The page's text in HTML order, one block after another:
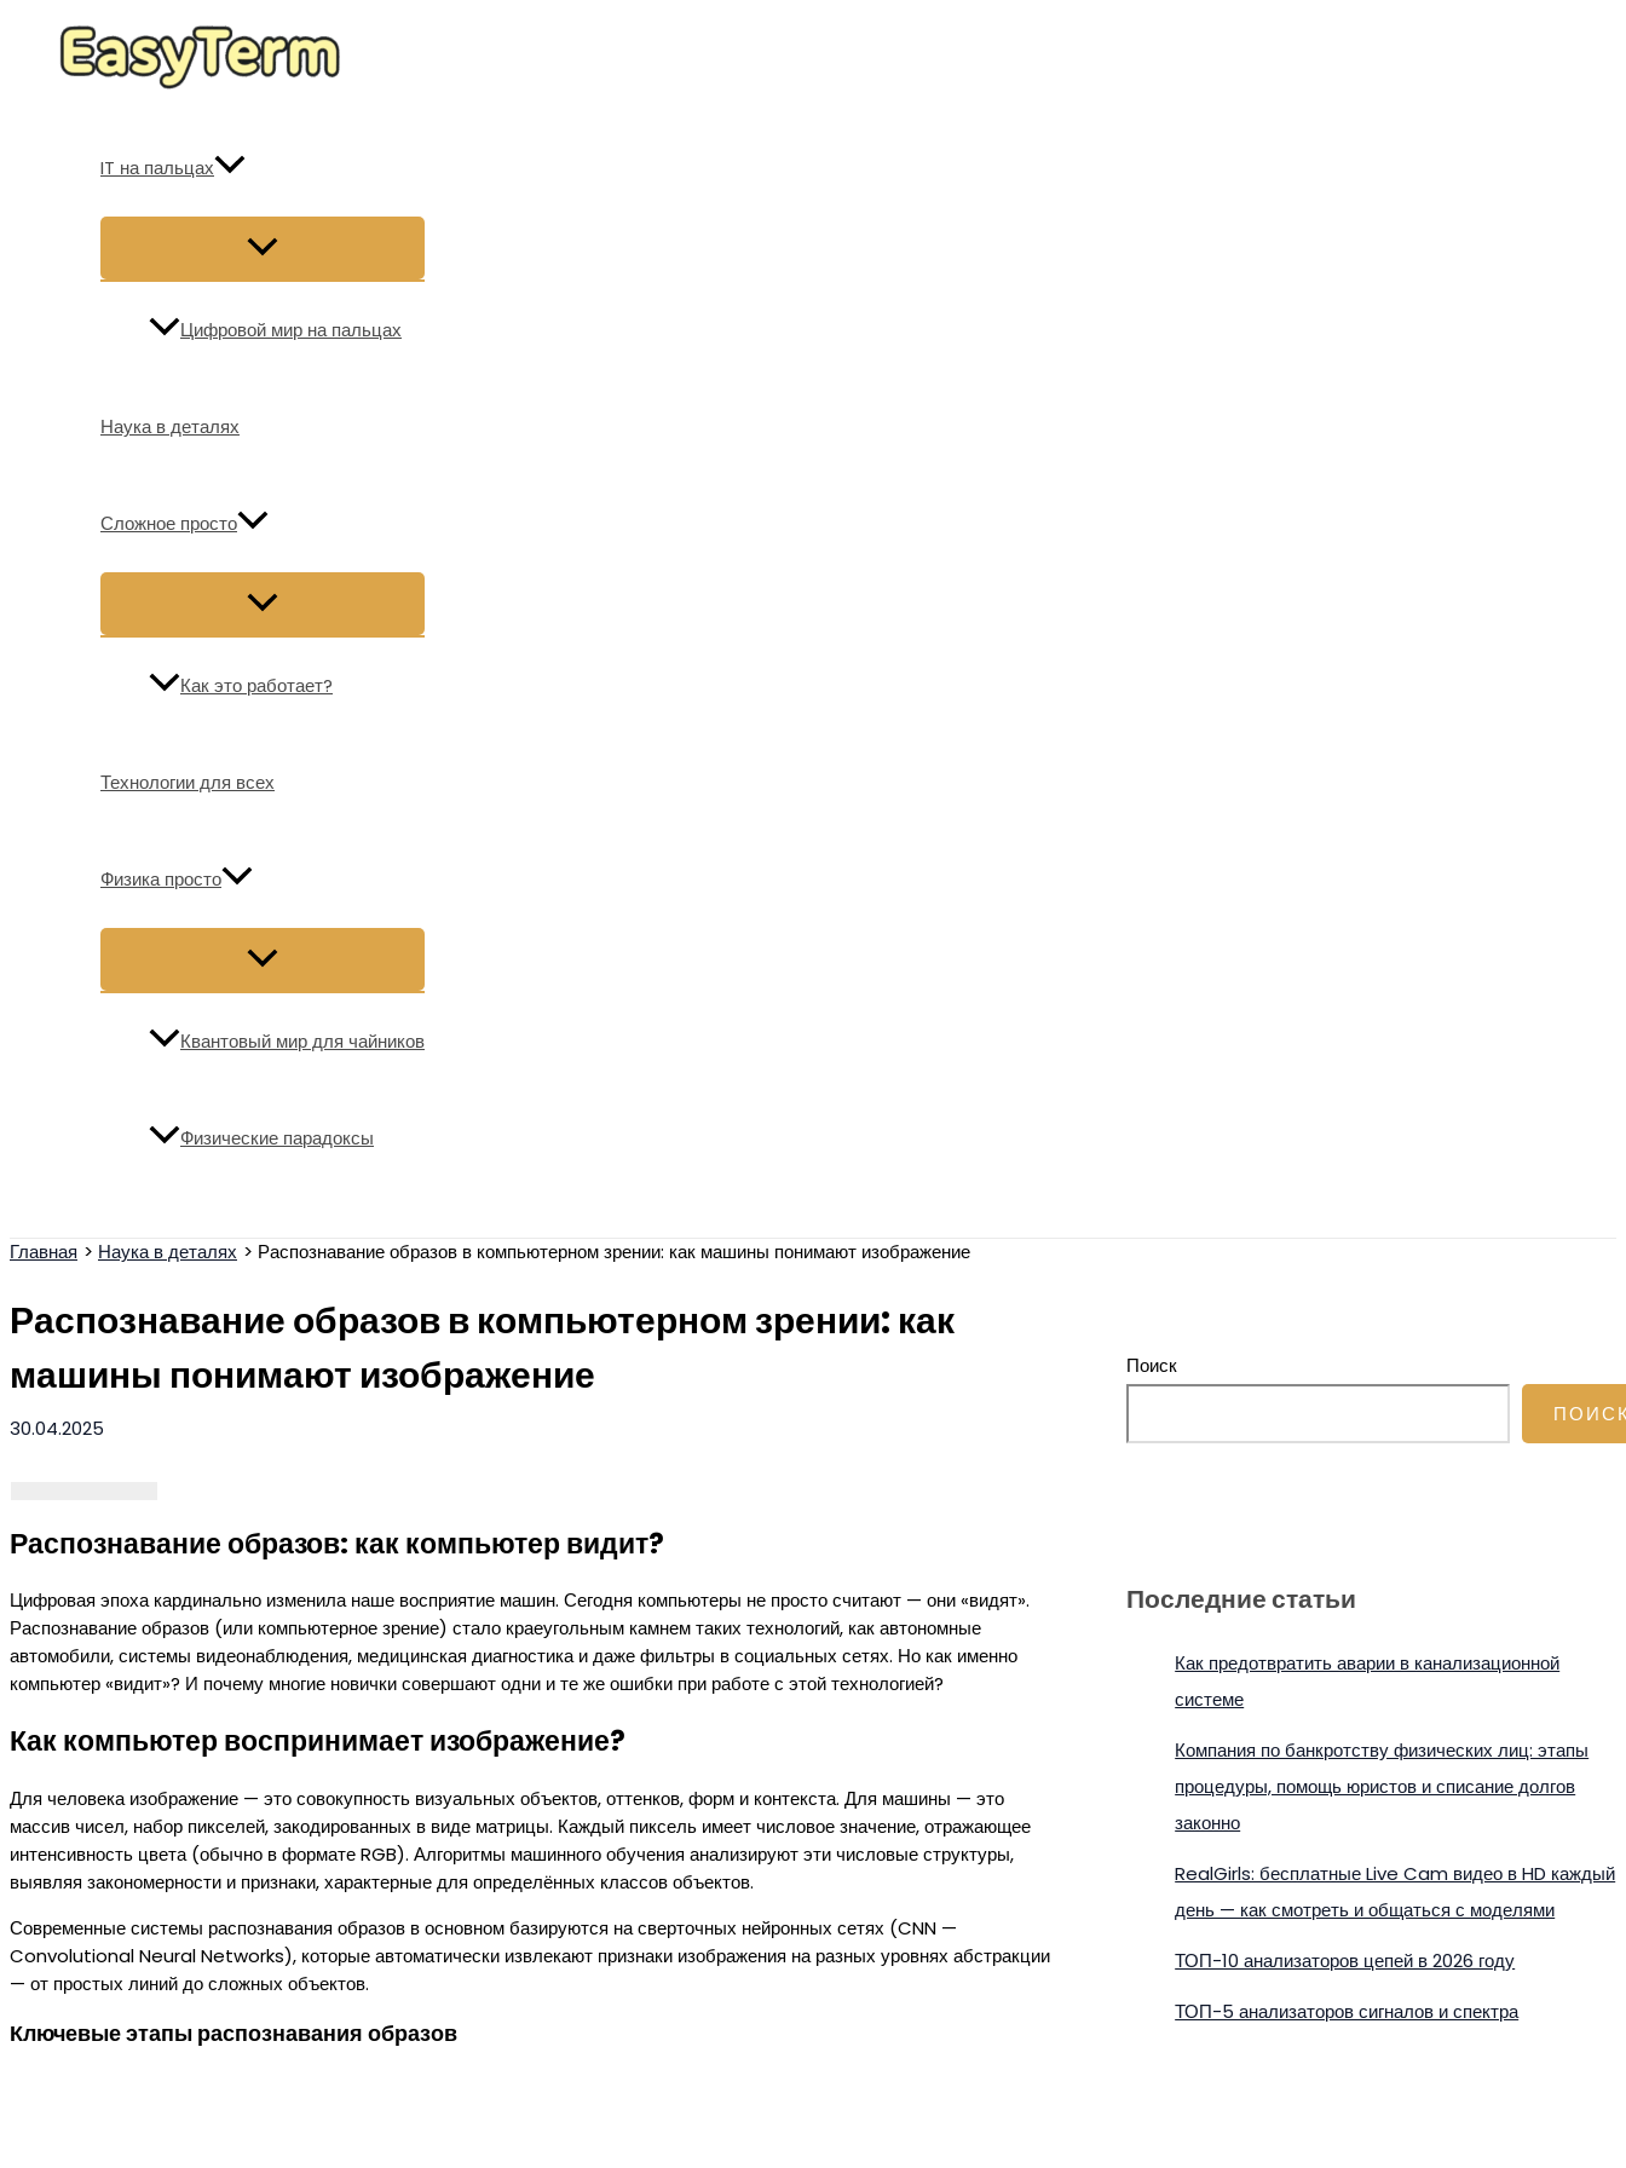
Перейти
содержимому
IT на пальцах
Цифровой мир на пальцах
Наука в деталях
Сложное просто
Как это работает?
Технологии для всех
Физика просто
Квантовый мир для чайников
Физические парадоксы
Главная Наука в деталях Распознавание образов в компьютерном зрении: как машины понимают изображение
Распознавание образов в компьютерном зрении: как
машины понимают изображение
30.04.2025
Распознавание образов: как компьютер видит?
Цифровая эпоха кардинально изменила наше восприятие машин. Сегодня компьютеры не просто считают — они «видят».
Распознавание образов (или компьютерное зрение) стало краеугольным камнем таких технологий, как автономные
автомобили, системы видеонаблюдения, медицинская диагностика и даже фильтры в социальных сетях. Но как именно
компьютер «видит»? И почему многие новички совершают одни и те же ошибки при работе с этой технологией?
Как компьютер воспринимает изображение?
Для человека изображение — это совокупность визуальных объектов, оттенков, форм и контекста. Для машины — это
массив чисел, набор пикселей, закодированных в виде матрицы. Каждый пиксель имеет числовое значение, отражающее
интенсивность цвета (обычно в формате RGB). Алгоритмы машинного обучения анализируют эти числовые структуры,
выявляя закономерности и признаки, характерные для определённых классов объектов.
Современные системы распознавания образов в основном базируются на сверточных нейронных сетях (CNN —
Convolutional Neural Networks), которые автоматически извлекают признаки изображения на разных уровнях абстракции
— от простых линий до сложных объектов.
Ключевые этапы распознавания образов
Поиск
Последние статьи
Как предотвратить аварии в канализационной
системе
Компания по банкротству физических лиц: этапы
процедуры, помощь юристов и списание долгов
законно
RealGirls: бесплатные Live Cam видео в HD каждый
день — как смотреть и общаться с моделями
ТОП-10 анализаторов цепей в 2026 году
ТОП-5 анализаторов сигналов и спектра